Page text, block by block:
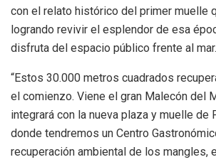
con el relato histórico del primer muelle
logrando revivir el esplendor de esa
disfruta del espacio público frente al mar.
“Estos 30.000 metros cuadrados
el comienzo. Viene el gran Malecón del
integrará con la nueva plaza y muelle de
donde tendremos un Centro
recuperación ambiental de los mangles,